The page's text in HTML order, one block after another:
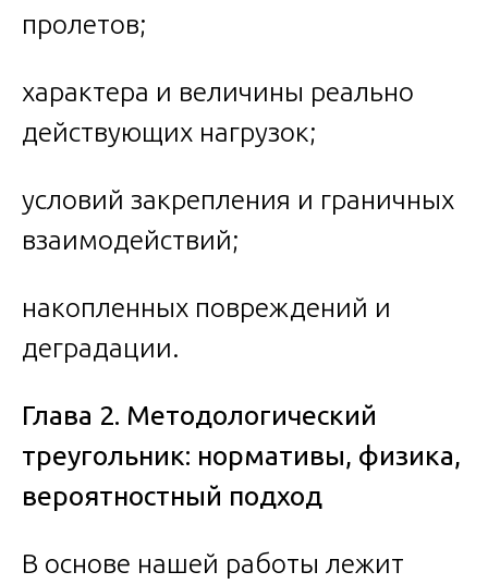
пролетов;
характера и величины реально
действующих нагрузок;
условий закрепления и граничных
взаимодействий;
накопленных повреждений и
деградации.
Глава 2. Методологический
треугольник: нормативы, физика,
вероятностный подход
В основе нашей работы лежит